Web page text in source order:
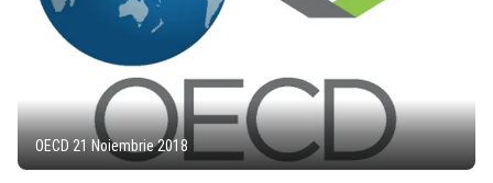
OECD 21 Noiembrie 2018